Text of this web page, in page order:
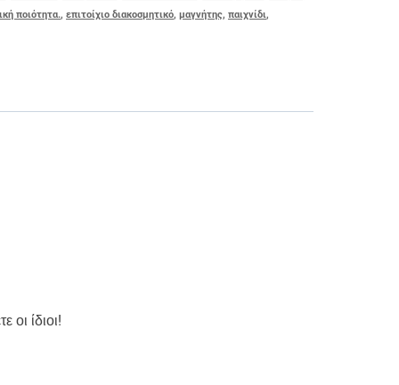
ποιότητα.,επιτοίχιο διακοσμητικό,μαγνήτης,παιχνίδι,
ίδιοι!